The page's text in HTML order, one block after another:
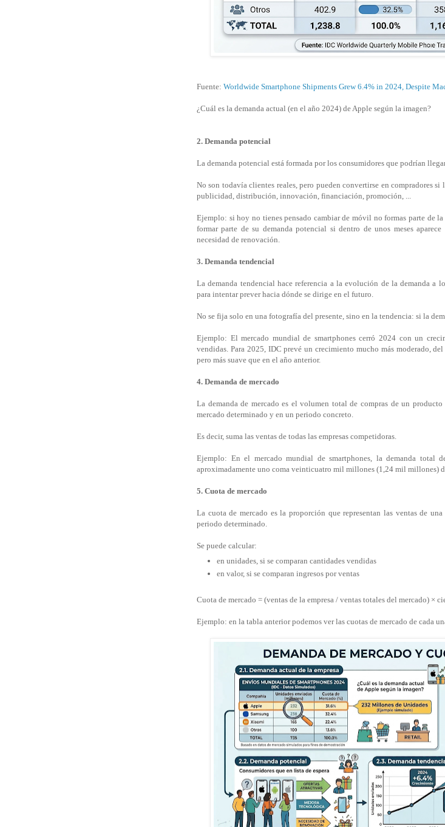
Fuente: Worldwide Smartphone Shipments Grew 6.4% in 2024, Despite
¿Cuál es la demanda actual (en el año 2024) de Apple según la imagen?
2. Demanda potencial
La demanda potencial está formada por los consumidores que podrían
No son todavía clientes reales, pero pueden convertirse en compradores
publicidad, distribución, innovación, financiación, promoción, ...
Ejemplo: si hoy no tienes pensado cambiar de móvil no formas parte de
formar parte de su demanda potencial si dentro de unos meses
necesidad de renovación.
3. Demanda tendencial
La demanda tendencial hace referencia a la evolución de la demanda a
para intentar prever hacia dónde se dirige en el futuro.
No se fija solo en una fotografía del presente, sino en la tendencia: si la
Ejemplo: El mercado mundial de smartphones cerró 2024 con un
vendidas. Para 2025, IDC prevé un crecimiento mucho más moderado,
pero más suave que en el año anterior.
4. Demanda de mercado
La demanda de mercado es el volumen total de compras de un
mercado determinado y en un periodo concreto.
Es decir, suma las ventas de todas las empresas competidoras.
Ejemplo: En el mercado mundial de smartphones, la demanda total
aproximadamente uno coma veinticuatro mil millones (1,24 mil millones)
5. Cuota de mercado
La cuota de mercado es la proporción que representan las ventas de
periodo determinado.
Se puede calcular:
en unidades, si se comparan cantidades vendidas
en valor, si se comparan ingresos por ventas
Cuota de mercado = (ventas de la empresa / ventas totales del mercado) ×
Ejemplo: en la tabla anterior podemos ver las cuotas de mercado de cada